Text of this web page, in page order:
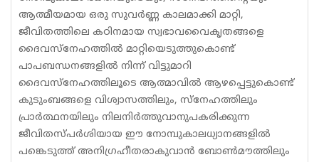
ആത്മീയമായ ഒരു സുവര്‍ണ്ണ കാലമാക്കി മാറ്റി,
ജീവിതത്തിലെ കഠിനമായ സ്വഭാവവൈകൃതങ്ങളെ
ദൈവസ്നേഹത്തില്‍ മാറ്റിയെടുത്തുകൊണ്ട്
പാപബന്ധനങ്ങളില്‍ നിന്ന് വിട്ടുമാറി
ദൈവസ്നേഹത്തിലൂടെ ആത്മാവില്‍ ആഴപ്പെട്ടുകൊണ്ട്
കുടുംബങ്ങളെ വിശ്വാസത്തിലും, സ്നേഹത്തിലും
പ്രാര്‍ത്ഥനയിലും നിലനിര്‍ത്തുവാനുപകരിക്കുന്ന
ജീവിതസ്പര്‍ശിയായ ഈ നോമ്പുകാലധ്യാനങ്ങളില്‍
പങ്കെടുത്ത് അനിഗ്രഹീതരാകുവാന്‍ ബോണ്‍മൗത്തിലും